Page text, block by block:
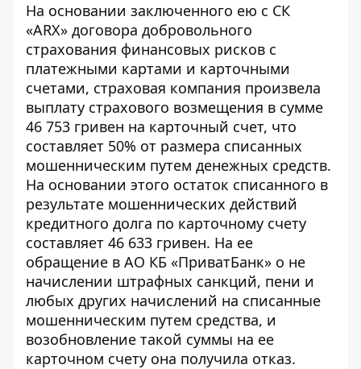
На основании заключенного ею с СК
«ARX» договора добровольного
страхования финансовых рисков с
платежными картами и карточными
счетами, страховая компания произвела
выплату страхового возмещения в сумме
46 753 гривен на карточный счет, что
составляет 50% от размера списанных
мошенническим путем денежных средств.
На основании этого остаток списанного в
результате мошеннических действий
кредитного долга по карточному счету
составляет 46 633 гривен. На ее
обращение в АО КБ «ПриватБанк» о не
начислении штрафных санкций, пени и
любых других начислений на списанные
мошенническим путем средства, и
возобновление такой суммы на ее
карточном счету она получила отказ.